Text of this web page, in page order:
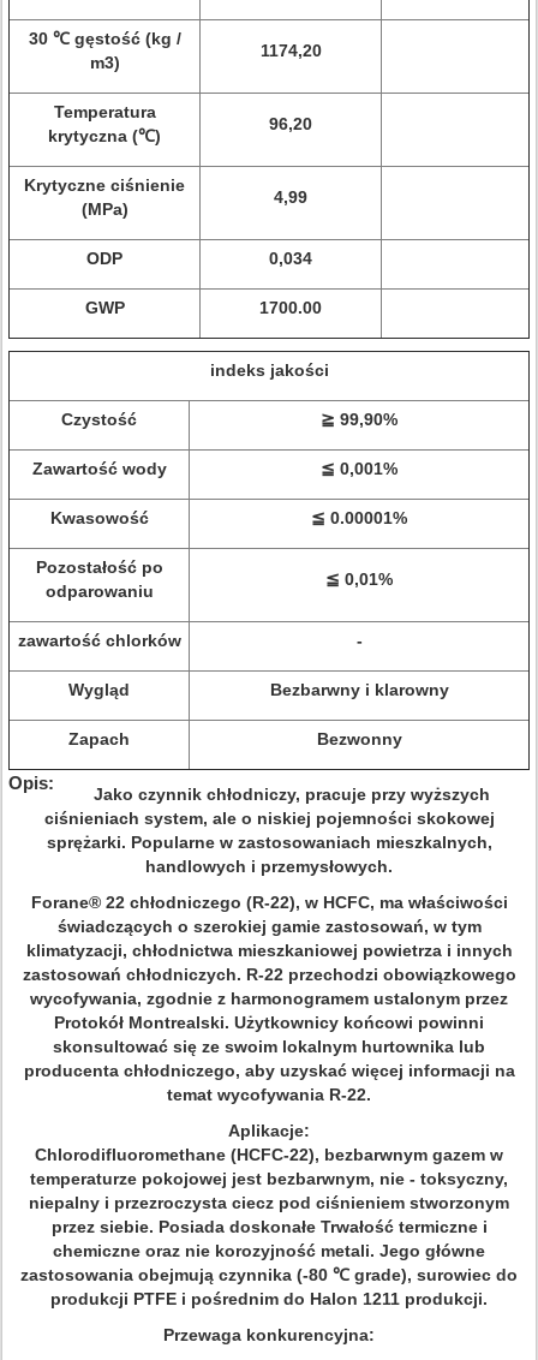
30 ℃ gęstość (kg /
m3)
1174,20
Temperatura
krytyczna (℃)
96,20
Krytyczne ciśnienie
(MPa)
4,99
ODP 0,034
GWP 1700.00
indeks jakości
Czystość ≧ 99,90%
Zawartość wody ≦ 0,001%
Kwasowość ≦ 0.00001%
Pozostałość po
odparowaniu
≦ 0,01%
zawartość chlorków -
Wygląd Bezbarwny i klarowny
Zapach Bezwonny
Opis:
Jako czynnik chłodniczy, pracuje przy wyższych
ciśnieniach system, ale o niskiej pojemności skokowej
sprężarki. Popularne w zastosowaniach mieszkalnych,
handlowych i przemysłowych.
Forane® 22 chłodniczego (R-22), w HCFC, ma właściwości
świadczących o szerokiej gamie zastosowań, w tym
klimatyzacji, chłodnictwa mieszkaniowej powietrza i innych
zastosowań chłodniczych. R-22 przechodzi obowiązkowego
wycofywania, zgodnie z harmonogramem ustalonym przez
Protokół Montrealski. Użytkownicy końcowi powinni
skonsultować się ze swoim lokalnym hurtownika lub
producenta chłodniczego, aby uzyskać więcej informacji na
temat wycofywania R-22.
Aplikacje:
Chlorodifluoromethane (HCFC-22), bezbarwnym gazem w
temperaturze pokojowej jest bezbarwnym, nie - toksyczny,
niepalny i przezroczysta ciecz pod ciśnieniem stworzonym
przez siebie. Posiada doskonałe Trwałość termiczne i
chemiczne oraz nie korozyjność metali. Jego główne
zastosowania obejmują czynnika (-80 ℃ grade), surowiec do
produkcji PTFE i pośrednim do Halon 1211 produkcji.
Przewaga konkurencyjna: